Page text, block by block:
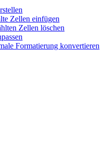
Zellen einfügen
Zellen löschen
Formatierung konvertieren